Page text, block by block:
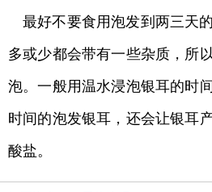
最好不要食用泡发到两三天
多或少都会带有一些杂质，所
泡。一般用温水浸泡银耳的时
时间的泡发银耳，还会让银
酸盐。